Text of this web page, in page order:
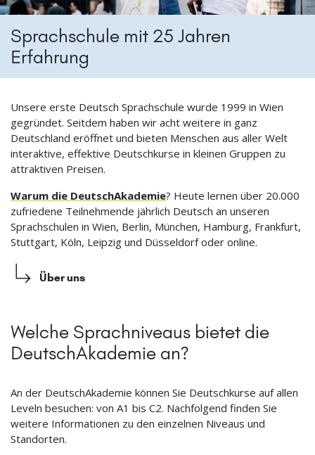
Sprachschule mit 25 Jahren
Erfahrung
Unsere erste Deutsch Sprachschule wurde 1999 in Wien
gegründet. Seitdem haben wir acht weitere in ganz
Deutschland eröffnet und bieten Menschen aus aller Welt
interaktive, effektive Deutschkurse in kleinen Gruppen zu
attraktiven Preisen.
Warum die DeutschAkademie? Heute lernen über 20.000
zufriedene Teilnehmende jährlich Deutsch an unseren
Sprachschulen in Wien, Berlin, München, Hamburg, Frankfurt,
Stuttgart, Köln, Leipzig und Düsseldorf oder online.
Über uns
Welche Sprachniveaus bietet die
DeutschAkademie an?
An der DeutschAkademie können Sie Deutschkurse auf allen
Leveln besuchen: von A1 bis C2. Nachfolgend finden Sie
weitere Informationen zu den einzelnen Niveaus und
Standorten.